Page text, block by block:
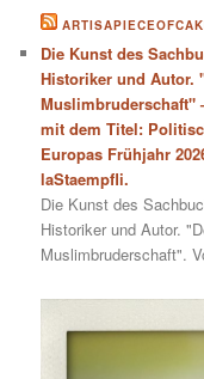
Die Kunst des
Historiker und Autor.
Muslimbruderschaft"
mit dem Titel:
Europas Frühjahr
laStaempfli.
Die Kunst des
Historiker und Autor.
Muslimbruderschaft".